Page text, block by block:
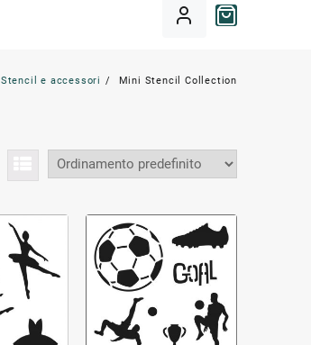
Stencil e accessori Mini Stencil Collection